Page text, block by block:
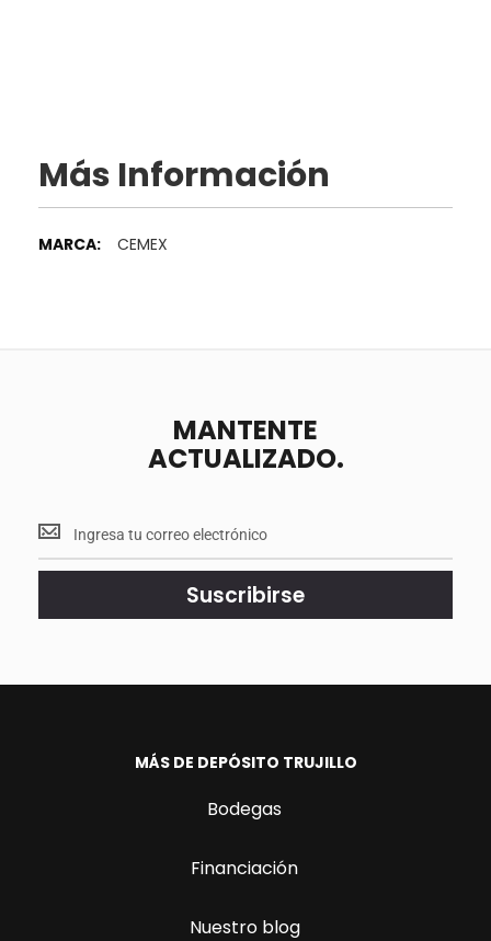
Más Información
Más
Información
CEMEX
MANTENTE
ACTUALIZADO.
Mantente
<br>
actualizado.
Suscribirse
MÁS DE DEPÓSITO TRUJILLO
Bodegas
Financiación
Nuestro blog